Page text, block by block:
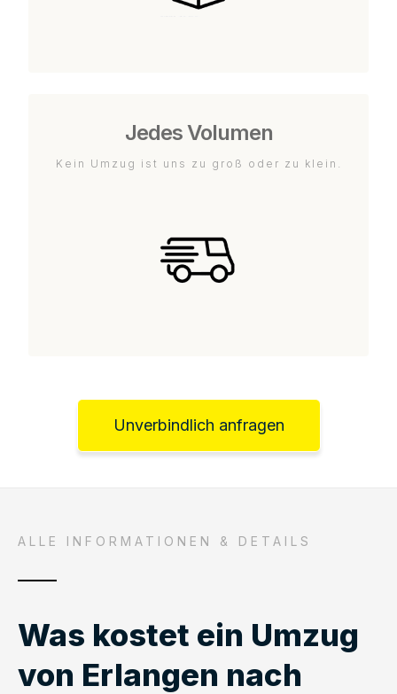
Jedes Volumen
Kein Umzug ist uns zu groß oder zu klein.
Unverbindlich anfragen
ALLE INFORMATIONEN & DETAILS
Was kostet ein Umzug
von Erlangen nach